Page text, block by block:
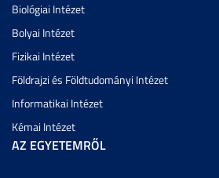
Biológiai Intézet
Bolyai Intézet
Fizikai Intézet
Földrajzi és Földtudományi Intézet
Informatikai Intézet
Kémai Intézet
AZ EGYETEMRŐL